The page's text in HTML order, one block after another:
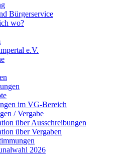
Bürgerservice
wo?
e.V.
im VG-Bereich
/ Vergabe
über Ausschreibungen
über Vergaben
2026